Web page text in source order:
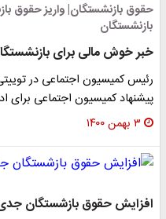
حقوق بازنشستگان| واریز حقوق
بازنشستگان
خبر خوش مالی برای
پیشنهاد کمیسیون اجتماعی
۳ بهمن ۱۴۰۰
افزایش حقوق بازشستگان